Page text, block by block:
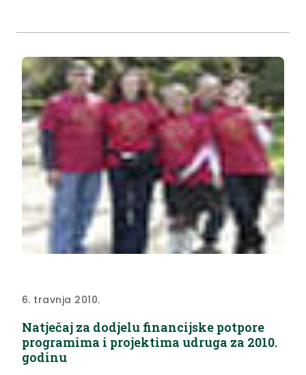
6. travnja 2010.
Natječaj za dodjelu financijske potpore
programima i projektima udruga za 2010.
godinu